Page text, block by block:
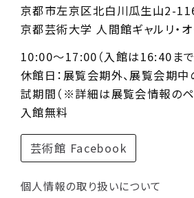
京都市左京区北白川瓜生山2-
京都芸術大学 人間館ギャルリ・
10:00〜17:00（入館は16:40まで
休館日：展覧会期外、展覧会期
試期間（※詳細は展覧会情報のペ
入館無料
芸術館 Facebook
個人情報の取り扱いについて